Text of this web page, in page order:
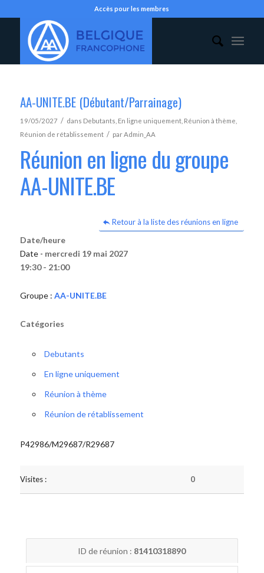
Accès pour les membres
AA-UNITE.BE (Débutant/Parrainage)
19/05/2027 / dans Debutants En ligne uniquement, Réunion à thème
Réunion de rétablissement / parAdmin_AA
Réunion en ligne du groupe
AA-UNITE.BE
Retour à la liste des réunions en ligne
Date/heure
Date - mercredi 19 mai 2027
19:30 - 21:00
Groupe : AA-UNITE.BE
Catégories
Debutants
En ligne uniquement
Réunion à thème
Réunion de rétablissement
P42986/M29687/R29687
Visites : 0
ID de réunion : 81410318890